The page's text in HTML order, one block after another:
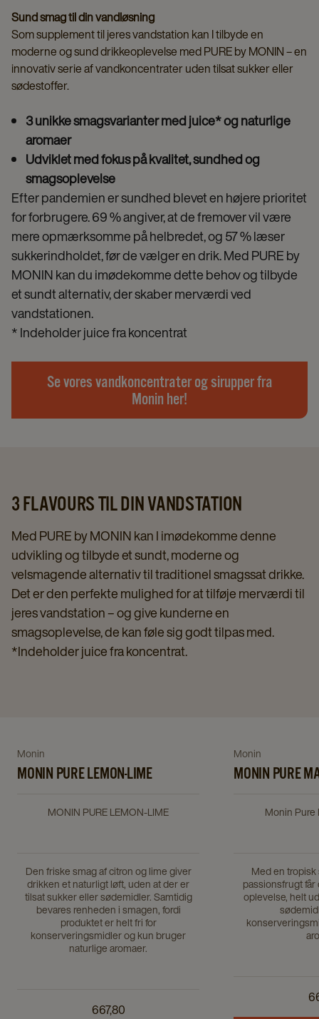
Sund smag til din vandløsning
Som supplement til jeres vandstation kan I tilbyde en
moderne og sund drikkeoplevelse med PURE by MONIN – en
innovativ serie af vandkoncentrater uden tilsat sukker eller
sødestoffer.
3 unikke smagsvarianter med juice* og naturlige
aromaer
Udviklet med fokus på kvalitet, sundhed og
smagsoplevelse
Efter pandemien er sundhed blevet en højere prioritet
for forbrugere. 69 % angiver, at de fremover vil være
mere opmærksomme på helbredet, og 57 % læser
sukkerindholdet, før de vælger en drik. Med PURE by
MONIN kan du imødekomme dette behov og tilbyde
et sundt alternativ, der skaber merværdi ved
vandstationen.
* Indeholder juice fra koncentrat
Se vores vandkoncentrater og sirupper fra
Monin her!
3 FLAVOURS TIL DIN VANDSTATION
Med PURE by MONIN kan I imødekomme denne
udvikling og tilbyde et sundt, moderne og
velsmagende alternativ til traditionel smagssat drikke.
Det er den perfekte mulighed for at tilføje merværdi til
jeres vandstation – og give kunderne en
smagsoplevelse, de kan føle sig godt tilpas med.
*Indeholder juice fra koncentrat.
MONIN
PURE
Navigate
to
PURE
details
page
Monin
MONIN PURE LEMON-LIME
MONIN PURE LEMON-LIME
Den friske smag af citron og lime giver
drikken et naturligt løft, uden at der er
tilsat sukker eller sødemidler. Samtidig
bevares renheden i smagen, fordi
produktet er helt fri for
konserveringsmidler og kun bruger
naturlige aromaer.
667,80
Pure
Passion
Navigate
to
details
page
Monin
MONIN PURE
Monin Pure
Med en
passionsfrugt
oplevelse, helt